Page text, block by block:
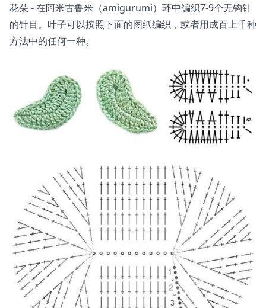
花朵 - 在阿米古鲁米（amigurumi）环中编织7-9个无钩针
的针目。叶子可以按照下面的图纸编织，或者用成百上千种
方法中的任何一种。